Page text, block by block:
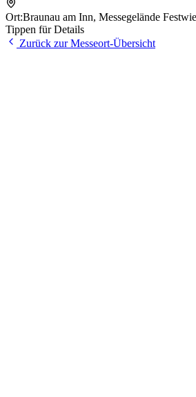
Ort:Braunau am Inn, Messegelände
Tippen für Details
Zurück zur Messeort-Übersicht